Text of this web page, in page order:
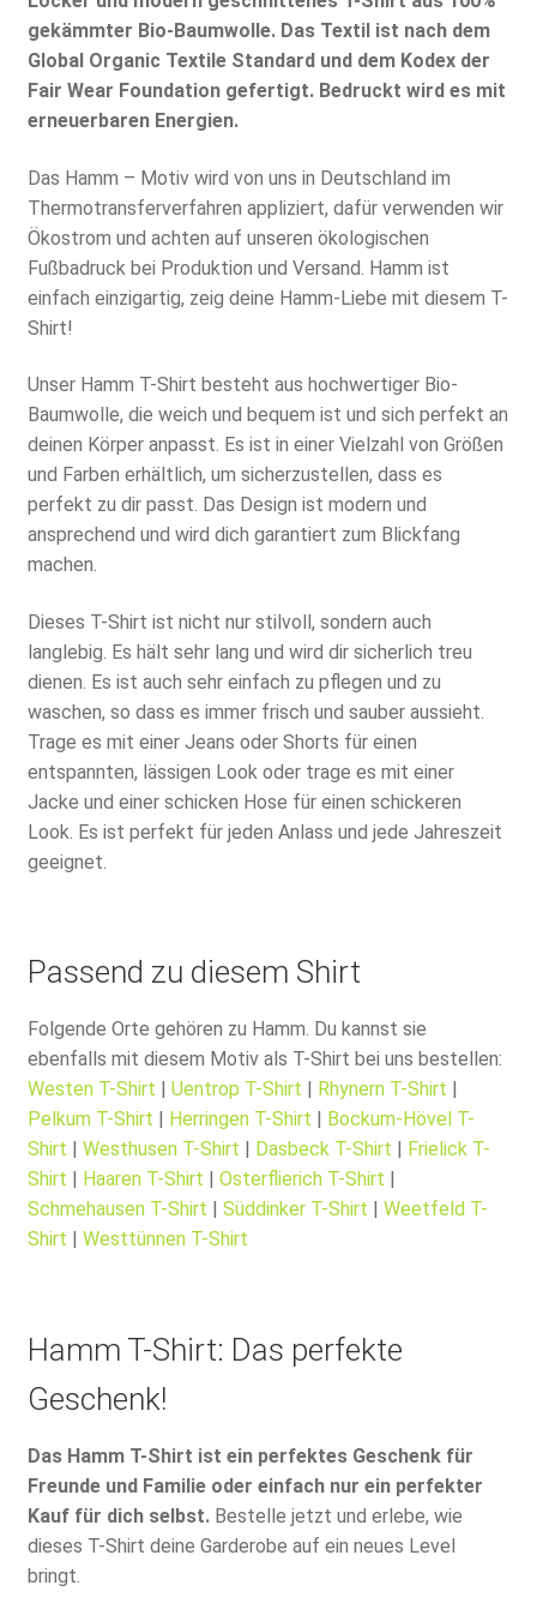
gekämmter Bio-Baumwolle. Das Textil ist nach dem
Global Organic Textile Standard und dem Kodex der
Fair Wear Foundation gefertigt. Bedruckt wird es mit
erneuerbaren Energien.
Das Hamm – Motiv wird von uns in Deutschland im
Thermotransferverfahren appliziert, dafür verwenden wir
Ökostrom und achten auf unseren ökologischen
Fußbadruck bei Produktion und Versand. Hamm ist
einfach einzigartig, zeig deine Hamm-Liebe mit diesem T-
Shirt!
Unser Hamm T-Shirt besteht aus hochwertiger Bio-
Baumwolle, die weich und bequem ist und sich perfekt an
deinen Körper anpasst. Es ist in einer Vielzahl von Größen
und Farben erhältlich, um sicherzustellen, dass es
perfekt zu dir passt. Das Design ist modern und
ansprechend und wird dich garantiert zum Blickfang
machen.
Dieses T-Shirt ist nicht nur stilvoll, sondern auch
langlebig. Es hält sehr lang und wird dir sicherlich treu
dienen. Es ist auch sehr einfach zu pflegen und zu
waschen, so dass es immer frisch und sauber aussieht.
Trage es mit einer Jeans oder Shorts für einen
entspannten, lässigen Look oder trage es mit einer
Jacke und einer schicken Hose für einen schickeren
Look. Es ist perfekt für jeden Anlass und jede Jahreszeit
geeignet.
Passend zu diesem Shirt
Folgende Orte gehören zu Hamm. Du kannst sie
ebenfalls mit diesem Motiv als T-Shirt bei uns bestellen:
Westen T-Shirt
Uentrop T-Shirt Rhynern T-Shirt
Pelkum T-Shirt
Herringen T-Shirt
Bockum-Hövel T-
Shirt
Westhusen T-Shirt Dasbeck T-Shirt
Frielick T-
Shirt
Haaren T-Shirt Osterflierich T-Shirt
Schmehausen T-Shirt
Süddinker T-Shirt
Weetfeld T-
Shirt
Westtünnen T-Shirt
Hamm T-Shirt: Das perfekte
Geschenk!
Das Hamm T-Shirt ist ein perfektes Geschenk für
Freunde und Familie oder einfach nur ein perfekter
Kauf für dich selbst.Bestelle jetzt und erlebe, wie
dieses T-Shirt deine Garderobe auf ein neues Level
bringt.